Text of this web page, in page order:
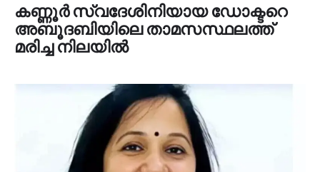
കണ്ണൂർ സ്വദേശിനിയായ ഡോക്ടറെ
അബൂദബിയിലെ താമസസ്ഥലത്ത്
മരിച്ച നിലയിൽ